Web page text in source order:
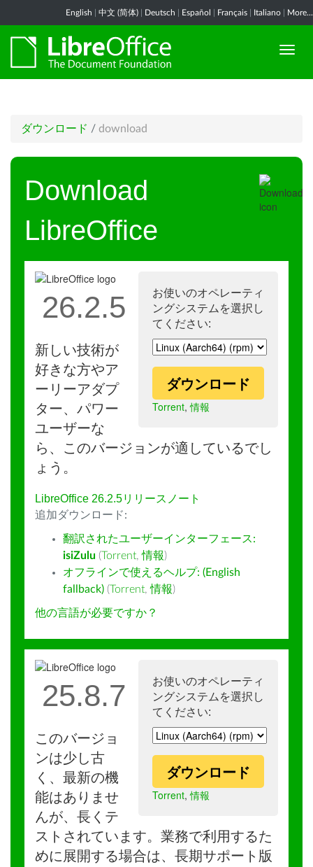
English 中文 (简体) Deutsch Español Français Italiano More...
ダウンロード / download
Download
LibreOffice
お使いのオペレーティ
ングシステムを選択し
てください:
ダウンロード
Torrent,情報
26.2.5
新しい技術が
好きな方やア
ーリーアダプ
ター、パワー
ユーザーな
ら、このバージョンが適しているでし
ょう。
LibreOffice 26.2.5リリースノート
追加ダウンロード:
翻訳されたユーザーインターフェース:
isiZulu (Torrent,情報)
オフラインで使えるヘルプ: (English
fallback) (Torrent,情報)
他の言語が必要ですか？
お使いのオペレーティ
ングシステムを選択し
てください:
ダウンロード
Torrent,情報
25.8.7
このバージョ
ンは少し古
く、最新の機
能はありませ
んが、長くテ
ストされています。業務で利用するた
めに展開する場合は、長期サポート版